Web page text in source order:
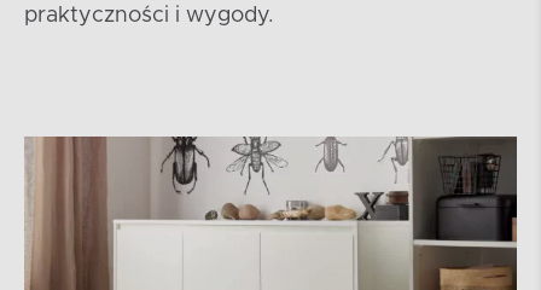
praktyczności i wygody.